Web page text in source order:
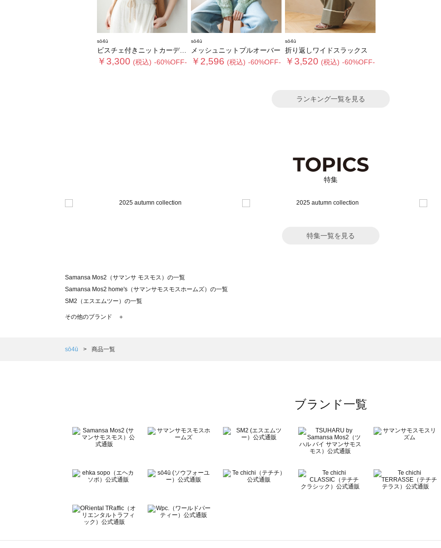
sō4ū
ビスチェ付きニットカーディガン
￥3,300 (税込) -60%OFF-
sō4ū
メッシュニットプルオーバー
￥2,596 (税込) -60%OFF-
sō4ū
折り返しワイドスラックス
￥3,520 (税込) -60%OFF-
ランキング一覧を見る
特集
特集一覧を見る
Samansa Mos2（サマンサ モスモス）の一覧
Samansa Mos2 home's（サマンサモスモスホームズ）の一覧
SM2（エスエムツー）の一覧
TSUHARU by Samansa Mos2（ツハルバイサマンサモスモス）の一覧
Samansa Mos2 Lagom（サマンサモスモス ラーゴム）の一覧
BETTY'S BLUE（べティーズブルー）の一覧
Wpc.（ワールドパーティー）の一覧
その他のブランド ＋
sō4ū 商品一覧
ブランド一覧